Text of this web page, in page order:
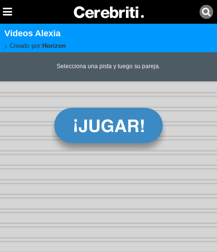
Videos Alexia
Creado por: Horizon
Selecciona una pista y luego su pareja.